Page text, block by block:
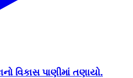
વિકાસ પાણીમાં તણાયો.